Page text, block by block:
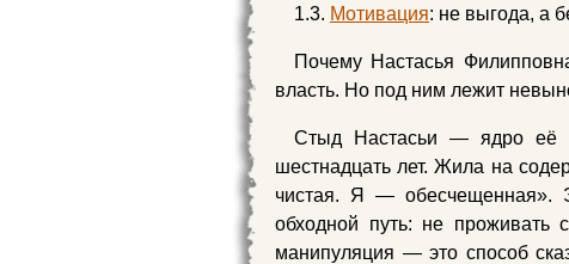
1.3. Мотивация: не выгода, а
Почему Настасья
власть. Но под ним лежит
Стыд Настасьи — ядро её
шестнадцать лет. Жила на
чистая. Я — обесчещенная».
обходной путь: не проживать
манипуляция — это способ